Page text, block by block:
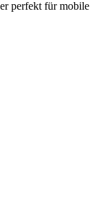
perfekt für mobile